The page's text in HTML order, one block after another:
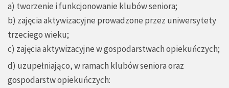
a) tworzenie i funkcjonowanie klubów seniora;
b) zajęcia aktywizacyjne prowadzone przez uniwersytety
trzeciego wieku;
c) zajęcia aktywizacyjne w gospodarstwach opiekuńczych;
d) uzupełniająco, w ramach klubów seniora oraz
gospodarstw opiekuńczych: